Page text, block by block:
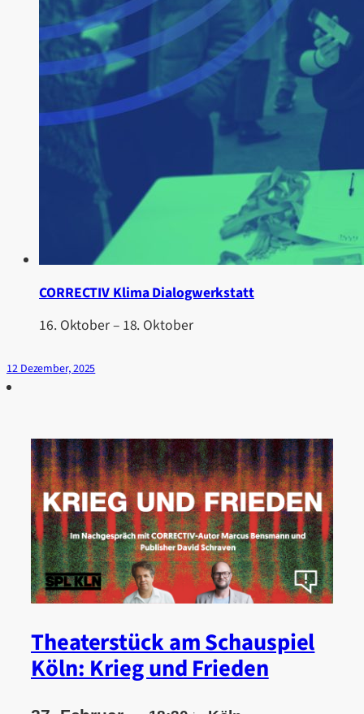
CORRECTIV Klima Dialogwerkstatt
16. Oktober– 18. Oktober
12 Dezember, 2025
Theaterstück am Schauspiel
Köln: Krieg und Frieden